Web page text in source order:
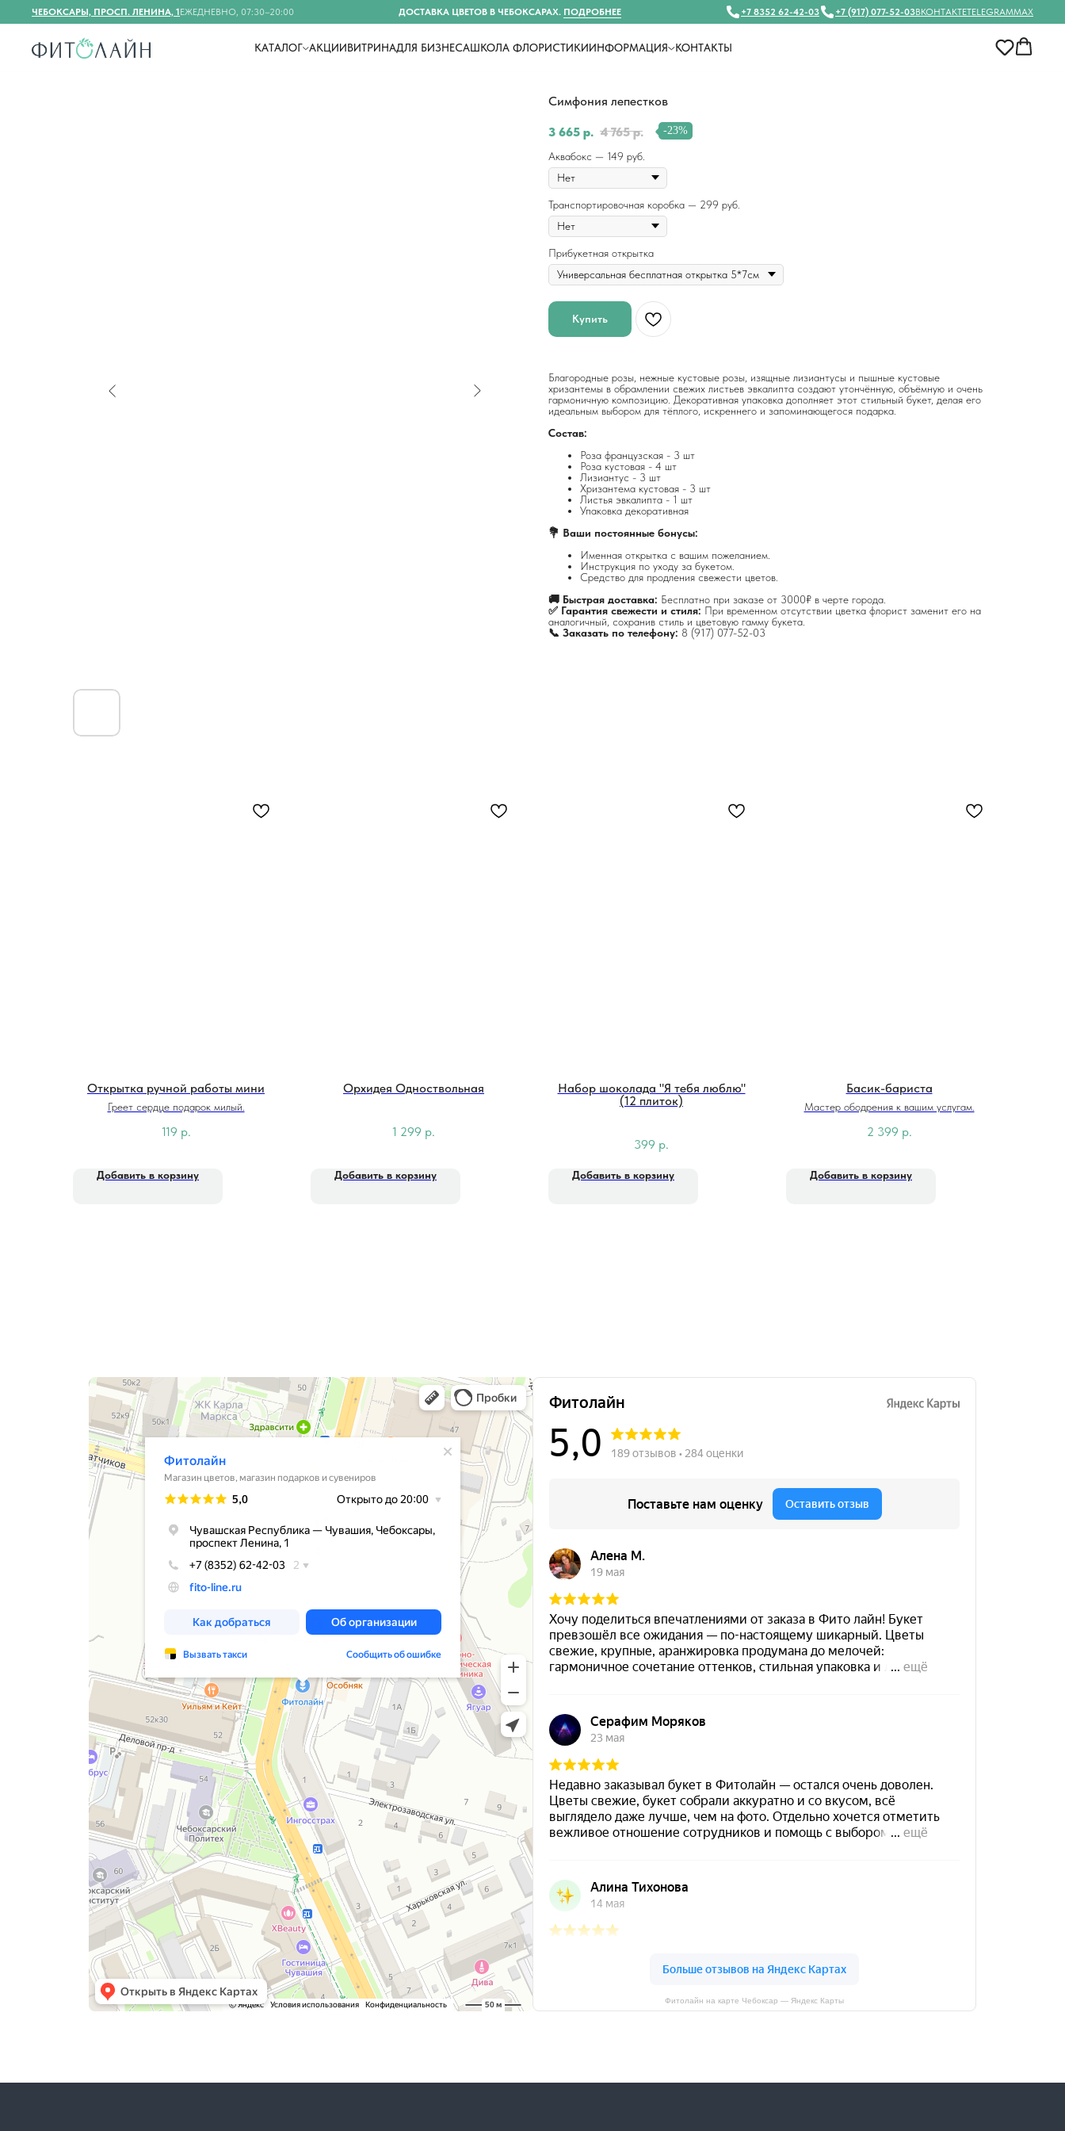
ЧЕБОКСАРЫ, ПРОСП. ЛЕНИНА, 1ЕЖЕДНЕВНО, 07:30–20:00 ДОСТАВКА ЦВЕТОВ В ЧЕБОКСАРАХ. ПОДРОБНЕЕ +7 8352 62-42-03 +7 (917) 077-52-03ВКОНТАКТЕTELEGRAMMAX
КАТАЛОГ АКЦИИВИТРИНАДЛЯ БИЗНЕСАШКОЛА ФЛОРИСТИКИИНФОРМАЦИЯ КОНТАКТЫ
Симфония лепестков
3 665 р. 4 765 р. -23%
Аквабокс — 149 руб.
Транспортировочная коробка — 299 руб.
Прибукетная открытка
Купить
Благородные розы, нежные кустовые розы, изящные лизиантусы и пышные кустовые
хризантемы в обрамлении свежих листьев эвкалипта создают утончённую, объёмную и очень
гармоничную композицию. Декоративная упаковка дополняет этот стильный букет, делая его
идеальным выбором для тёплого, искреннего и запоминающегося подарка.
Состав:
Роза французская - 3 шт
Роза кустовая - 4 шт
Лизиантус - 3 шт
Хризантема кустовая - 3 шт
Листья эвкалипта - 1 шт
Упаковка декоративная
💐 Ваши постоянные бонусы:
Именная открытка с вашим пожеланием.
Инструкция по уходу за букетом.
Средство для продления свежести цветов.
🚚 Быстрая доставка: Бесплатно при заказе от 3000₽ в черте города.
✅ Гарантия свежести и стиля: При временном отсутствии цветка флорист заменит его на
аналогичный, сохранив стиль и цветовую гамму букета.
📞 Заказать по телефону: 8 (917) 077-52-03
Открытка ручной работы мини
Греет сердце подарок милый.
119 р.
Добавить в корзину
Орхидея Одноствольная
1 299 р.
Добавить в корзину
Набор шоколада "Я тебя люблю"
(12 плиток)
399 р.
Добавить в корзину
Басик-бариста
Мастер ободрения к вашим услугам.
2 399 р.
Добавить в корзину
Фитолайн
Магазин цветов в Чебоксарах
Магазин подарков и сувениров в Чебоксарах
Фитолайн на карте Чебоксар — Яндекс Карты